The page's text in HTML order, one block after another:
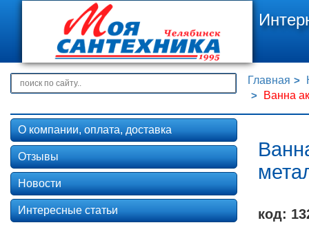
Главная
Ванна
код:
О компании, оплата, доставка
Отзывы
Новости
Интересные статьи